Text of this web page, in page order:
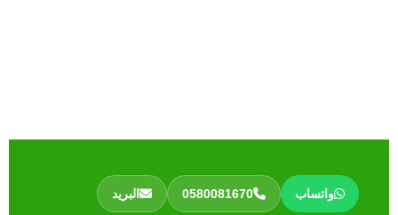
واتساب 0580081670 البريد